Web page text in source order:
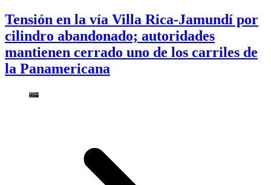
Tensión en la vía Villa Rica-Jamundí por
cilindro abandonado; autoridades
mantienen cerrado uno de los carriles de
la Panamericana